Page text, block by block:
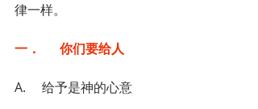
律一样。
一．      你们要给人
A.     给予是神的心意